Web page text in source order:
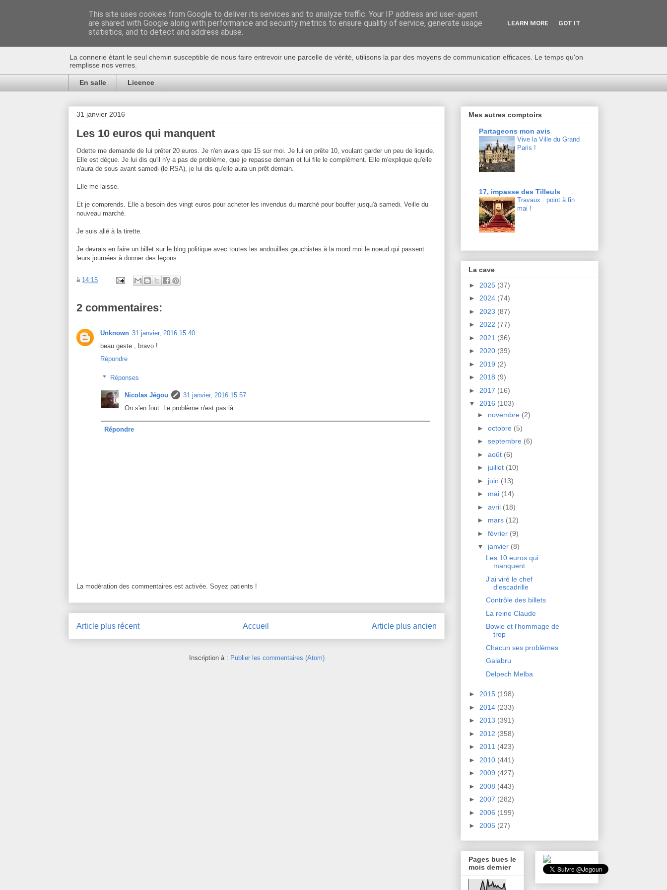
Au bistro !
La connerie étant le seul chemin susceptible de nous faire entrevoir une parcelle de vérité, utilisons la par des moyens de communication efficaces. Le temps qu'on
remplisse nos verres.
En salle Licence
31 janvier 2016
Les 10 euros qui manquent
Odette me demande de lui prêter 20 euros. Je n'en avais que 15 sur moi. Je lui en prête 10, voulant garder un peu de liquide.
Elle est déçue. Je lui dis qu'il n'y a pas de problème, que je repasse demain et lui file le complément. Elle m'explique qu'elle
n'aura de sous avant samedi (le RSA), je lui dis qu'elle aura un prêt demain.
Elle me laisse.
Et je comprends. Elle a besoin des vingt euros pour acheter les invendus du marché pour bouffer jusqu'à samedi. Veille du
nouveau marché.
Je suis allé à la tirette.
Je devrais en faire un billet sur le blog politique avec toutes les andouilles gauchistes à la mord moi le noeud qui passent
leurs journées à donner des leçons.
à 14:15
2 commentaires:
Unknown 31 janvier, 2016 15:40
beau geste , bravo !
Répondre
Réponses
Nicolas Jégou
31 janvier, 2016 15:57
On s'en fout. Le problème n'est pas là.
Répondre
La modération des commentaires est activée. Soyez patients !
Article plus récent Article plus ancien
Accueil
Inscription à : Publier les commentaires (Atom)
Mes autres comptoirs
Partageons mon avis
Vive la Ville du Grand
Paris !
17, impasse des Tilleuls
Travaux : point à fin
mai !
La cave
► 2025 (37)
► 2024 (74)
► 2023 (87)
► 2022 (77)
► 2021 (36)
► 2020 (39)
► 2019 (2)
► 2018 (9)
► 2017 (16)
▼ 2016 (103)
► novembre (2)
► octobre (5)
► septembre (6)
► août (6)
► juillet (10)
► juin (13)
► mai (14)
► avril (18)
► mars (12)
► février (9)
▼ janvier (8)
Les 10 euros qui
manquent
J'ai viré le chef
d'escadrille
Contrôle des billets
La reine Claude
Bowie et l'hommage de
trop
Chacun ses problèmes
Galabru
Delpech Melba
► 2015 (198)
► 2014 (233)
► 2013 (391)
► 2012 (358)
► 2011 (423)
► 2010 (441)
► 2009 (427)
► 2008 (443)
► 2007 (282)
► 2006 (199)
► 2005 (27)
Pages bues le
mois dernier
This site uses cookies from Google to deliver its services and to analyze traffic. Your IP address and user-agent
are shared with Google along with performance and security metrics to ensure quality of service, generate usage
statistics, and to detect and address abuse.
LEARN MORE GOT IT